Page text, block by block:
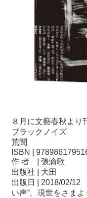
８月に文藝春秋より
ブラックノイズ
荒聞
ISBN |
作 者 | 張渝歌
出版社 | 大田
出版日 | 2018/02/12
い声”。現世をさま